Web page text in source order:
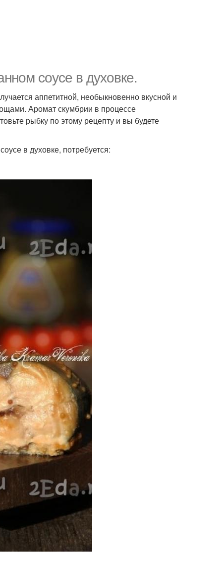
соусе в духовке.
аппетитной, необыкновенно вкусной и
Аромат скумбрии в процессе
рыбку по этому рецепту и вы будете
в духовке, потребуется: